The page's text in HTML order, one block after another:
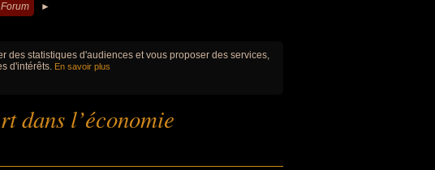
Forum
►
des statistiques d'audiences et vous proposer des services,
d'intérêts. En savoir plus
dans l’économie